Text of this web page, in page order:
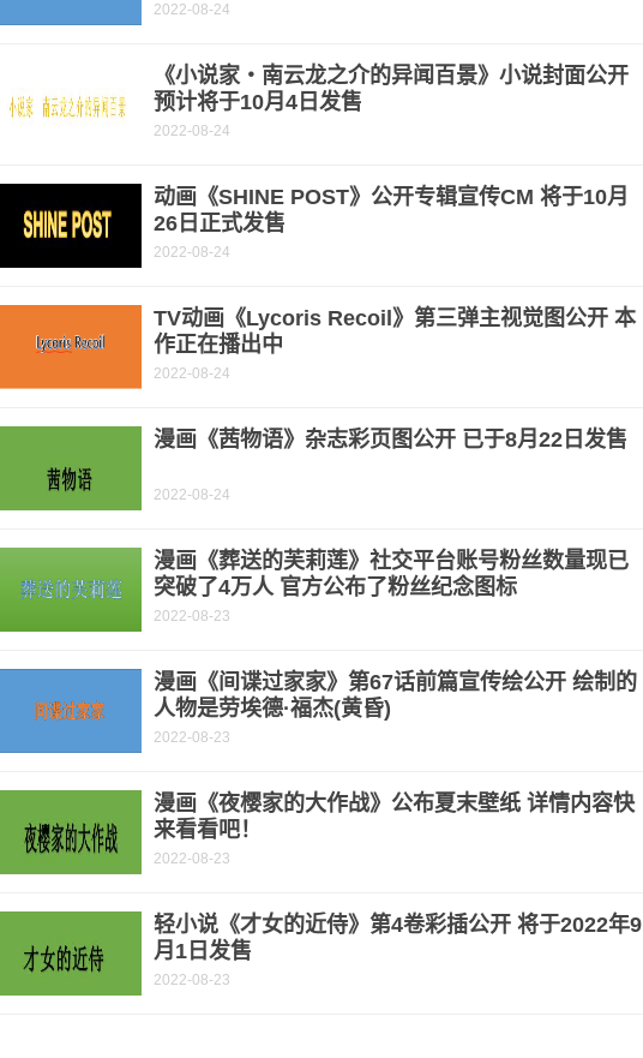
2022-08-24
《小说家・南云龙之介的异闻百景》小说封面公开
预计将于10月4日发售
2022-08-24
动画《SHINE POST》公开专辑宣传CM 将于10月
26日正式发售
2022-08-24
TV动画《Lycoris Recoil》第三弹主视觉图公开 本
作正在播出中
2022-08-24
漫画《茜物语》杂志彩页图公开 已于8月22日发售
2022-08-24
漫画《葬送的芙莉莲》社交平台账号粉丝数量现已
突破了4万人 官方公布了粉丝纪念图标
2022-08-23
漫画《间谍过家家》第67话前篇宣传绘公开 绘制的
人物是劳埃德·福杰(黄昏)
2022-08-23
漫画《夜樱家的大作战》公布夏末壁纸 详情内容快
来看看吧！
2022-08-23
轻小说《才女的近侍》第4卷彩插公开 将于2022年9
月1日发售
2022-08-23